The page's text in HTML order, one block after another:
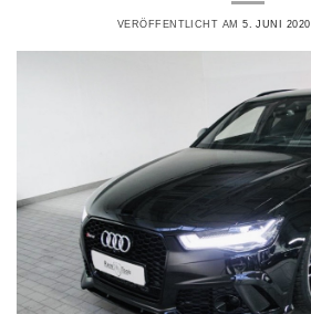
VERÖFFENTLICHT AM5. JUNI 2020